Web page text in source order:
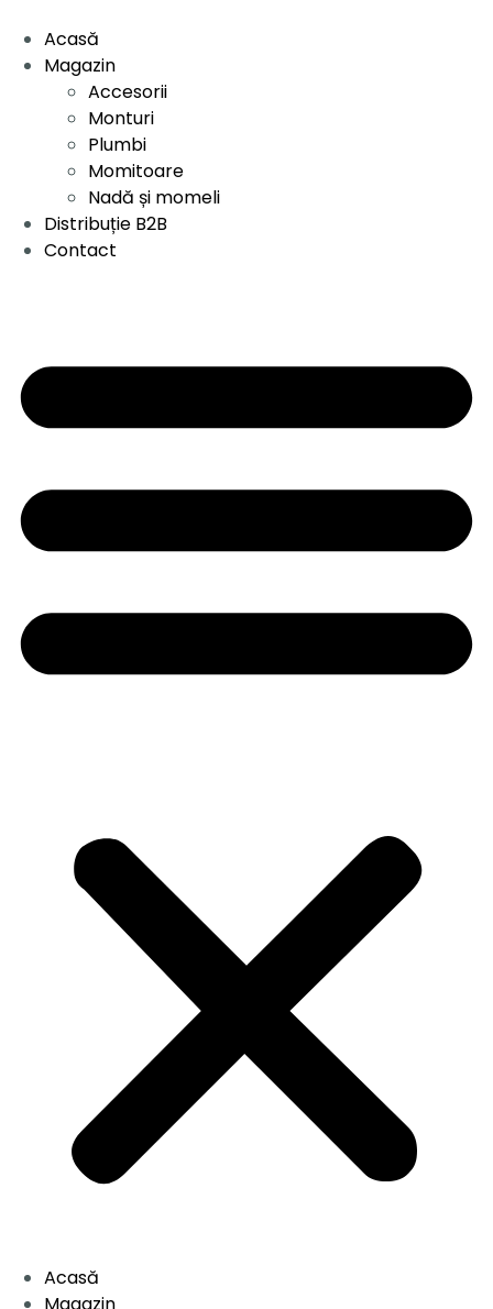
Acasă
Magazin
Accesorii
Monturi
Plumbi
Momitoare
Nadă și momeli
Distribuție B2B
Contact
Acasă